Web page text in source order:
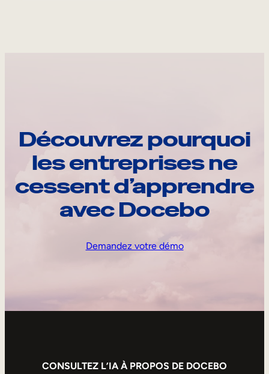
Découvrez pourquoi
les entreprises ne
cessent d’apprendre
avec Docebo
Demandez votre démo
CONSULTEZ L’IA À PROPOS DE DOCEBO